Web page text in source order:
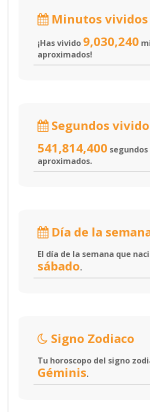
Minutos vividos
¡Has vivido 9,030,240
aproximados!
Segundos
541,814,400 segundos
aproximados.
Día de la
El día de la semana que
sábado.
Signo Zodiaco
Tu horoscopo del signo
Géminis.